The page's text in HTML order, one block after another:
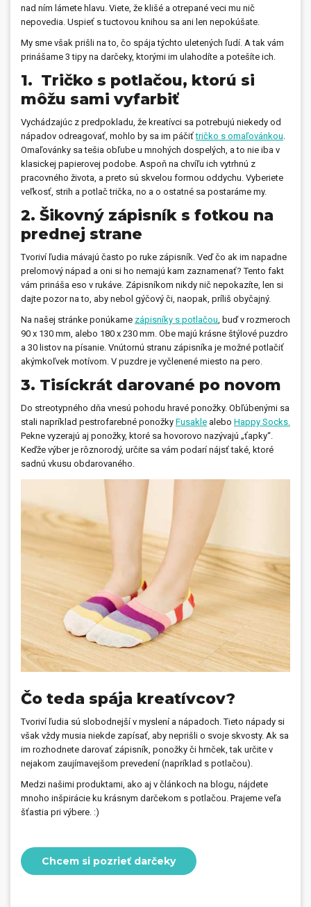
nad ním lámete hlavu. Viete, že klišé a otrepané veci mu nič
nepovedia. Uspieť s tuctovou knihou sa ani len nepokúšate.
My sme však prišli na to, čo spája týchto uletených ľudí. A tak vám
prinášame 3 tipy na darčeky, ktorými im ulahodíte a potešíte ich.
1. Tričko s potlačou, ktorú si
môžu sami vyfarbiť
Vychádzajúc z predpokladu, že kreatívci sa potrebujú niekedy od
nápadov odreagovať, mohlo by sa im páčiťtričko s omaľovánkou.
Omaľovánky sa tešia obľube u mnohých dospelých, a to nie iba v
klasickej papierovej podobe. Aspoň na chvíľu ich vytrhnú z
pracovného života, a preto sú skvelou formou oddychu. Vyberiete
veľkosť, strih a potlač trička, no a o ostatné sa postaráme my.
2. Šikovný zápisník s fotkou na
prednej strane
Tvoriví ľudia mávajú často po ruke zápisník. Veď čo ak im napadne
prelomový nápad a oni si ho nemajú kam zaznamenať? Tento fakt
vám prináša eso v rukáve. Zápisníkom nikdy nič nepokazíte, len si
dajte pozor na to, aby nebol gýčový či, naopak, príliš obyčajný.
Na našej stránke ponúkame zápisníky s potlačou, buď v rozmeroch
90 x 130 mm, alebo 180 x 230 mm. Obe majú krásne štýlové puzdro
a 30 listov na písanie. Vnútornú stranu zápisníka je možné potlačiť
akýmkoľvek motívom. V puzdre je vyčlenené miesto na pero.
3. Tisíckrát darované po novom
Do streotypného dňa vnesú pohodu hravé ponožky. Obľúbenými sa
stali napríklad pestrofarebné ponožky Fusakle alebo Happy Socks.
Pekne vyzerajú aj ponožky, ktoré sa hovorovo nazývajú „ťapky“.
Keďže výber je rôznorodý, určite sa vám podarí nájsť také, ktoré
sadnú vkusu obdarovaného.
Čo teda spája kreatívcov?
Tvoriví ľudia sú slobodnejší v myslení a nápadoch. Tieto nápady si
však vždy musia niekde zapísať, aby neprišli o svoje skvosty. Ak sa
im rozhodnete darovať zápisník, ponožky či hrnček, tak určite v
nejakom zaujímavejšom prevedení (napríklad s potlačou).
Medzi našimi produktami, ako aj v článkoch na blogu, nájdete
mnoho inšpirácie ku krásnym darčekom s potlačou. Prajeme veľa
šťastia pri výbere. :)
Chcem si pozrieť darčeky